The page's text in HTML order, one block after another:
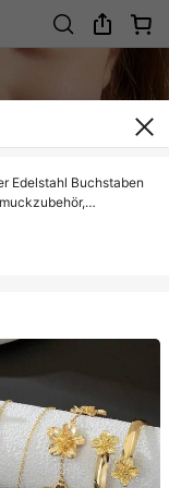
Edelstahl Buchstaben
Souvenirs,